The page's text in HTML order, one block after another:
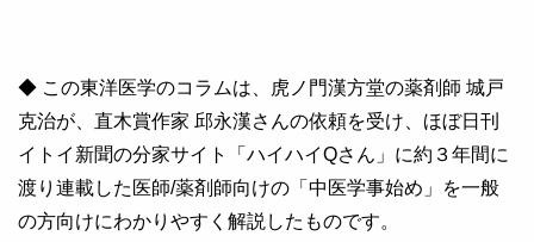
◆ この東洋医学のコラムは、虎ノ門漢方堂の薬剤師 城戸
克治が、直木賞作家 邱永漢さんの依頼を受け、ほぼ日刊
イトイ新聞の分家サイト「ハイハイQさん」に約３年間に
渡り連載した医師/薬剤師向けの「中医学事始め」を一般
の方向けにわかりやすく解説したものです。